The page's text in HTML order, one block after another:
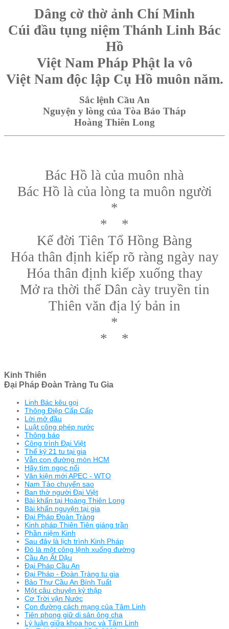
Dâng cờ thờ ảnh Chí Minh
Cúi đầu tụng niệm Thánh Linh Bác
Hồ
Việt Nam Pháp Phật la vô
Việt Nam độc lập Cụ Hồ muôn năm.
Sắc lệnh Cầu An
Nguyện y lòng của Tòa Bảo Tháp
Hoàng Thiên Long
Bác Hồ là của muôn nhà
Bác Hồ là của lòng ta muôn người
*
* *
Kế đời Tiên Tổ Hồng Bàng
Hóa thân định kiếp rõ ràng ngày nay
Hóa thân định kiếp xuống thay
Mở ra thời thế Dân cày truyền tin
Thiên văn địa lý bản in
*
* *
Kinh Thiên
Đại Pháp Đoàn Tràng Tu Gia
Linh Bác kêu gọi
Thông Điệp Cấp Cấp
Lời mở đầu
Luật công phép nước
Thông báo
Công trình Đại Việt
Thế kỷ 21 tu tại gia
Vẫn con đường mòn HCM
Hãy tìm ngọc nổi
Văn kiện mới APEC - WTO
Nam Tào chuyển sao
Ban thờ người Đại Việt
Bài khấn tại Hoàng Thiên Long
Bài khấn nguyện tại gia
Đại Pháp Đoàn Tràng
Kinh pháp Thiên Tiên giáng trần
Phần niệm Kinh
Sau đây là lịch trình Kinh Pháp
Đó là một công lệnh xuống đường
Cầu An Ất Dậu
Đại Pháp Cầu An
Đại Pháp - Đoàn Tràng tu gia
Bảo Thư Cầu An Bính Tuất
Một câu chuyện kỷ thập
Cơ Trời vận Nước
Con đường cách mạng của Tâm Linh
Tiên phong giữ di sản ông cha
Lý luận giữa khoa học và Tâm Linh